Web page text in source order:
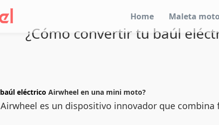
Home Maleta
¿Cómo convertir tu baúl
baúl eléctrico Airwheel en una mini moto?
Airwheel es un dispositivo innovador que